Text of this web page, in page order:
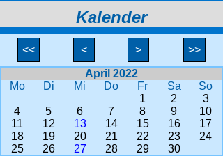
Kalender
<< < >
>>
April 2022
Mo
Di Mi Do Fr Sa
So
1
2
3
4
5 6 7 8 9
10
11
12 13 14 15 16
17
18
19 20 21 22 23
24
25
26 27 28 29
30